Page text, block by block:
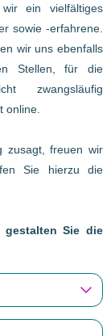
ein vielfältiges
sowie -erfahrene.
wir uns ebenfalls
Stellen, für die
zwangsläufig
online.
zusagt, freuen wir
Sie hierzu die
gestalten Sie die